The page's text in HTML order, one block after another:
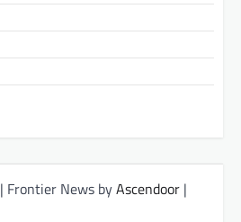
| Frontier News byAscendoor |